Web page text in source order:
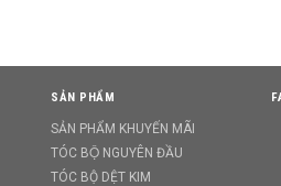
SẢN PHẨM
SẢN PHẨM KHUYẾN MÃI
TÓC BỘ NGUYÊN ĐẦU
TÓC BỘ DỆT KIM